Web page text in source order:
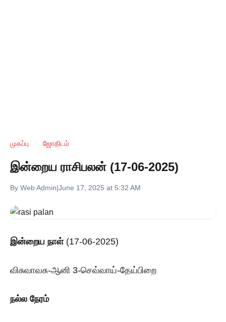
முகப்பு ஜோதிடம்
இன்றைய ராசிபலன் (17-06-2025)
By Web Admin|June 17, 2025 at 5:32 AM
இன்றைய நாள்(17-06-2025)
விசுவாவசு-ஆனி 3-செவ்வாய்-தேய்பிறை
நல்ல நேரம்